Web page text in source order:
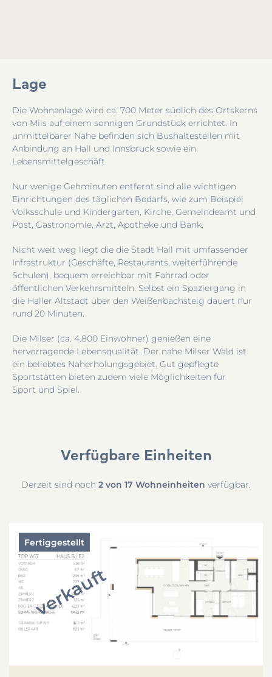
Lage
Die Wohnanlage wird ca. 700 Meter südlich des Ortskerns
von Mils auf einem sonnigen Grundstück errichtet. In
unmittelbarer Nähe befinden sich Bushaltestellen mit
Anbindung an Hall und Innsbruck sowie ein
Lebensmittelgeschäft.
Nur wenige Gehminuten entfernt sind alle wichtigen
Einrichtungen des täglichen Bedarfs, wie zum Beispiel
Volksschule und Kindergarten, Kirche, Gemeindeamt und
Post, Gastronomie, Arzt, Apotheke und Bank.
Nicht weit weg liegt die die Stadt Hall mit umfassender
Infrastruktur (Geschäfte, Restaurants, weiterführende
Schulen), bequem erreichbar mit Fahrrad oder
öffentlichen Verkehrsmitteln. Selbst ein Spaziergang in
die Haller Altstadt über den Weißenbachsteig dauert nur
rund 20 Minuten.
Die Milser (ca. 4.800 Einwohner) genießen eine
hervorragende Lebensqualität. Der nahe Milser Wald ist
ein beliebtes Naherholungsgebiet. Gut gepflegte
Sportstätten bieten zudem viele Möglichkeiten für
Sport und Spiel.
Verfügbare Einheiten
Derzeit sind noch 2 von 17 Wohneinheiten verfügbar.
Fertiggestellt
verkauft